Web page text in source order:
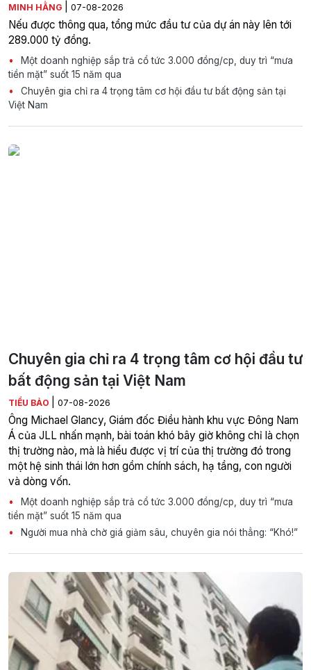
MINH HẰNG 07-08-2026
Nếu được thông qua, tổng mức đầu tư của dự án này lên tới
289.000 tỷ đồng.
Một doanh nghiệp sắp trả cổ tức 3.000 đồng/cp, duy trì “mưa
tiền mặt” suốt 15 năm qua
Chuyên gia chỉ ra 4 trọng tâm cơ hội đầu tư bất động sản tại
Việt Nam
Chuyên gia chỉ ra 4 trọng tâm cơ hội đầu tư
bất động sản tại Việt Nam
TIỂU BẢO 07-08-2026
Ông Michael Glancy, Giám đốc Điều hành khu vực Đông Nam
Á của JLL nhấn mạnh, bài toán khó bây giờ không chỉ là chọn
thị trường nào, mà là hiểu được vị trí của thị trường đó trong
một hệ sinh thái lớn hơn gồm chính sách, hạ tầng, con người
và dòng vốn.
Một doanh nghiệp sắp trả cổ tức 3.000 đồng/cp, duy trì “mưa
tiền mặt” suốt 15 năm qua
Người mua nhà chờ giá giảm sâu, chuyên gia nói thẳng: “Khó!”